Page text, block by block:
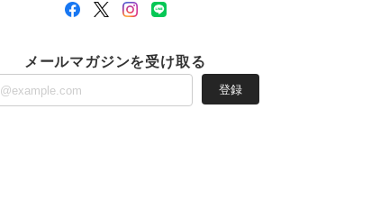
メールマガジンを受け取る
登録